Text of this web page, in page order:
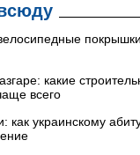
какие
всего
как украинскому